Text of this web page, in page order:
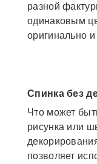
разной
одинаковым
оригинально
Спинка без
Что может
рисунка или
позволяет